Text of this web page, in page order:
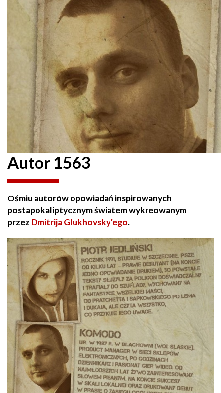
Autor 1563
Ośmiu autorów opowiadań inspirowanych
postapokaliptycznym światem wykreowanym
przez Dmitrija Glukhovsky’ego.